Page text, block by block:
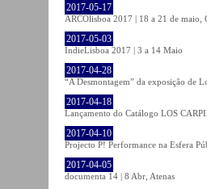
2017-05-17
ARCOlisboa 2017 | 18 a 21 de maio,
2017-05-03
IndieLisboa 2017 | 3 a 14 Maio
2017-04-28
“A Desmontagem” da exposição de
2017-04-18
Lançamento do Catálogo LOS
2017-04-10
Projecto P! Performance na Esfera
2017-04-05
documenta 14 | 8 Abr, Atenas